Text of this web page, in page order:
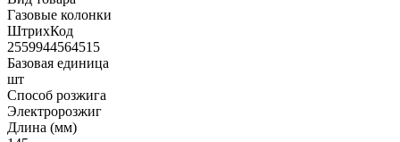
Газовые колонки
ШтрихКод
2559944564515
Базовая единица
шт
Способ розжига
Электророзжиг
Длина (мм)